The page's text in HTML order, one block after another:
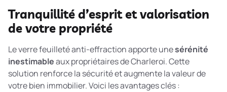
Tranquillité d’esprit et valorisation
de votre propriété
Le verre feuilleté anti-effraction apporte unesérénité
inestimableaux propriétaires de Charleroi. Cette
solution renforce la sécurité et augmente la valeur de
votre bien immobilier. Voici les avantages clés :